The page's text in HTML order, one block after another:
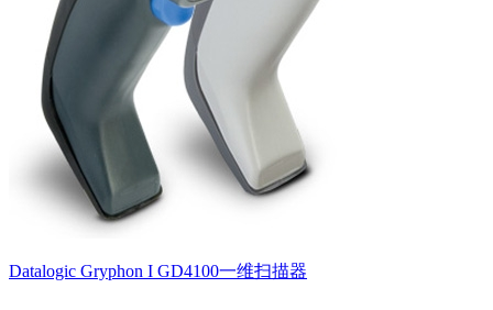
Datalogic Gryphon I GD4100一维扫描器